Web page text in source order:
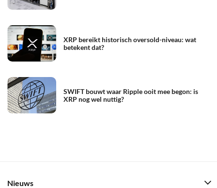
XRP bereikt historisch oversold-niveau: wat
betekent dat?
SWIFT bouwt waar Ripple ooit mee begon: is
XRP nog wel nuttig?
Nieuws